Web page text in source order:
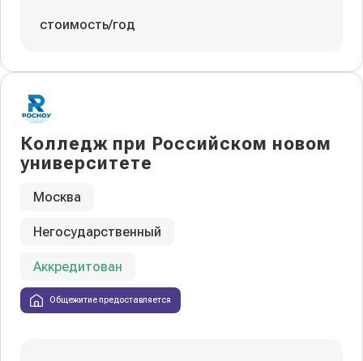
стоимость/год
Колледж при Российском новом
университете
Москва
Негосударственный
Аккредитован
Общежитие предоставляется